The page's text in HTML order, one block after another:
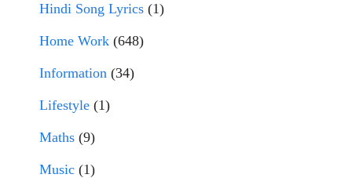
Hindi Song Lyrics (1)
Home Work (648)
Information (34)
Lifestyle (1)
Maths (9)
Music (1)